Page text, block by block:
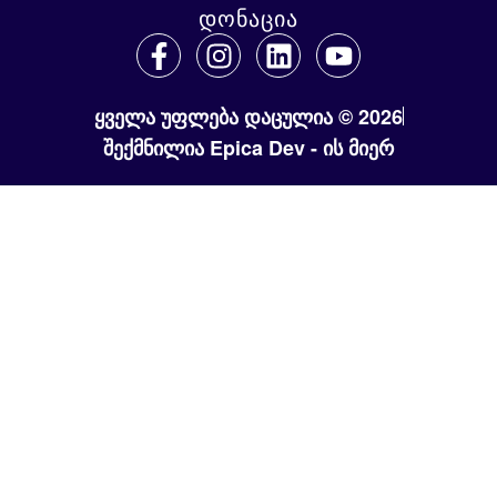
დონაცია
ყველა უფლება დაცულია © 2026
შექმნილია Epica Dev - ის მიერ